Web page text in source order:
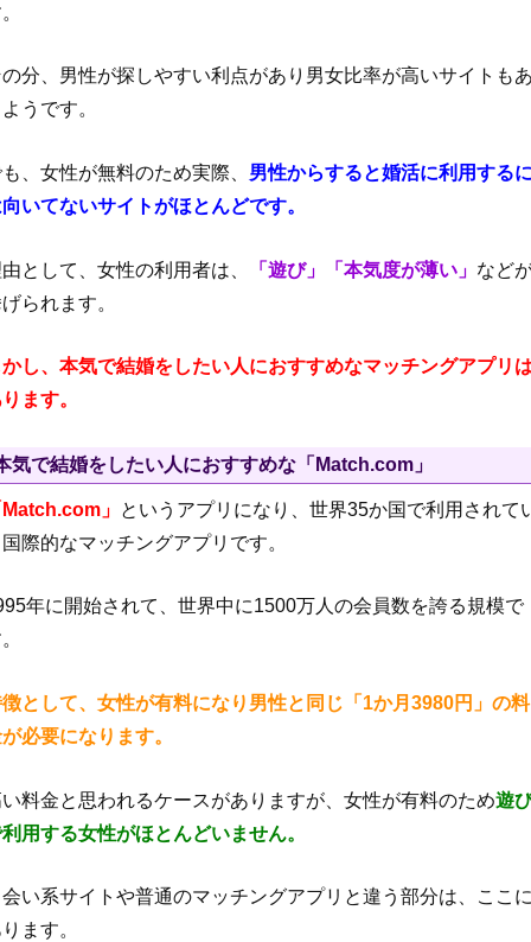
分、男性が探しやすい利点があり男女比率が高いサイトもあ
うです。
、女性が無料のため実際、 男性からすると婚活に利用するに
いてないサイトがほとんどです。
として、女性の利用者は、 「遊び」「本気度が薄い」 など
られます。
し、本気で結婚をしたい人におすすめなマッチングアプリは
ます。
気で結婚をしたい人におすすめな「Match.com」
」 というアプリになり、世界35か国で利用されて
際的なマッチングアプリです。
年に開始されて、世界中に1500万人の会員数を誇る規模で
として、女性が有料になり男性と同じ「1か月3980円」の料
必要になります。
料金と思われるケースがありますが、女性が有料のため遊
用する女性がほとんどいません。
い系サイトや普通のマッチングアプリと違う部分は、ここに
ます。